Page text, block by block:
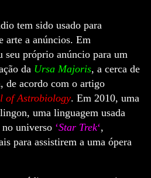
tem sido usado para
arte a anúncios. Em
seu próprio anúncio para um
da Ursa Majoris, a cerca de
de acordo com o artigo
of Astrobiology. Em 2010, uma
uma linguagem usada
universo ‘Star Trek‘,
para assistirem a uma ópera